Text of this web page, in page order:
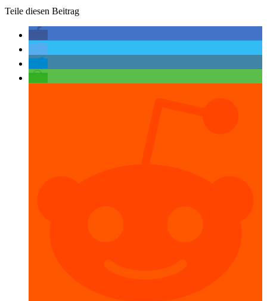
Teile diesen Beitrag